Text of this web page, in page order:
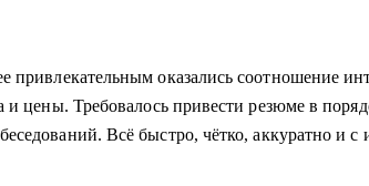
привлекательным оказались соотношение
и цены. Требовалось привести резюме в
Всё быстро, чётко, аккуратно и